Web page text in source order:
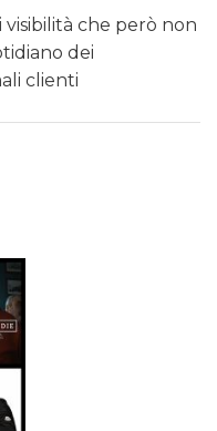
che però non
dei
clienti